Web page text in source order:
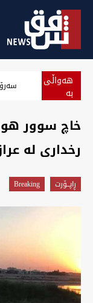
هەواڵی
بە
خاچ سوور
رخداری لە
ڕاپــۆرت Breaking